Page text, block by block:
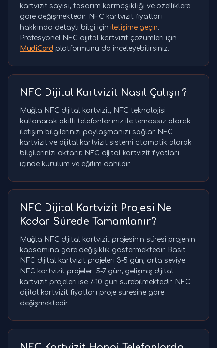
kartvizit sayısı, tasarım karmaşıklığı ve özelliklere
göre değişmektedir. NFC kartvizit fiyatları
hakkında detaylı bilgi için iletişime geçin.
Profesyonel NFC dijital kartvizit çözümleri için
MudiCard platformunu da inceleyebilirsiniz.
NFC Dijital Kartvizit Nasıl Çalışır?
Muğla NFC dijital kartvizit, NFC teknolojisi
kullanarak akıllı telefonlarınız ile temassız olarak
iletişim bilgilerinizi paylaşmanızı sağlar. NFC
kartvizit ve dijital kartvizit sistemi otomatik olarak
bilgilerinizi aktarır. NFC dijital kartvizit fiyatları
içinde kurulum ve eğitim dahildir.
NFC Dijital Kartvizit Projesi Ne
Kadar Sürede Tamamlanır?
Muğla NFC dijital kartvizit projesinin süresi projenin
kapsamına göre değişiklik göstermektedir. Basit
NFC dijital kartvizit projeleri 3-5 gün, orta seviye
NFC kartvizit projeleri 5-7 gün, gelişmiş dijital
kartvizit projeleri ise 7-10 gün sürebilmektedir. NFC
dijital kartvizit fiyatları proje süresine göre
değişmektedir.